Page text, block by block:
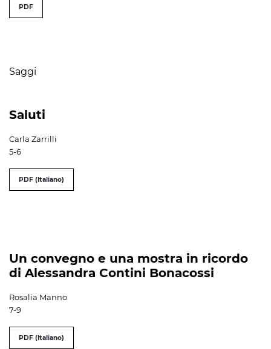
PDF
Saggi
Saluti
Carla Zarrilli
5-6
PDF (Italiano)
Un convegno e una mostra in ricordo
di Alessandra Contini Bonacossi
Rosalia Manno
7-9
PDF (Italiano)